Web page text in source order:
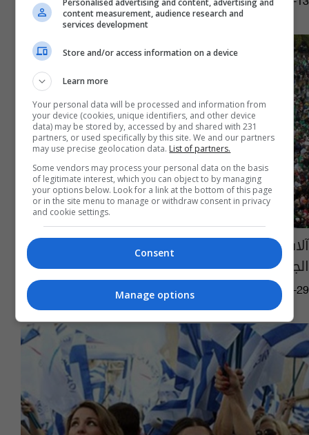
آلاف المتظاهرين يحتشدون وسط العاصمة
الجزائرية
05:27 | 2019-03-29
Personalised advertising and content, advertising and
content measurement, audience research and
services development
Store and/or access information on a device
Learn more
Your personal data will be processed and information from
your device (cookies, unique identifiers, and other device
data) may be stored by, accessed by and shared with 231
partners, or used specifically by this site. We and our partners
may use precise geolocation data. List of partners.
Some vendors may process your personal data on the basis
of legitimate interest, which you can object to by managing
your options below. Look for a link at the bottom of this page
or in the site menu to manage or withdraw consent in privacy
and cookie settings.
Consent
Manage options